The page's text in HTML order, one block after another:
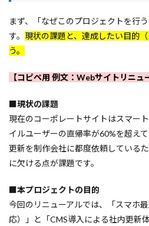
まず、「なぜこのプロジェクトを行
す。 現状の課題と、達成したい目的
う。
【コピペ用 例文：Webサイトリニュ
■現状の課題
現在のコーポレートサイトはスマー
イルユーザーの直帰率が60%を超え
更新を制作会社に都度依頼している
に欠ける点が課題です。
■本プロジェクトの目的
今回のリニューアルでは、「スマホ
応）」と「CMS導入による社内更新